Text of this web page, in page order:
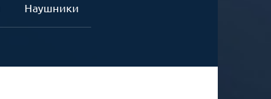
Наушники